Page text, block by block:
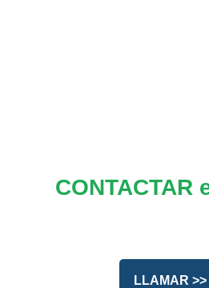
CONTACTAR
LLAMAR >>